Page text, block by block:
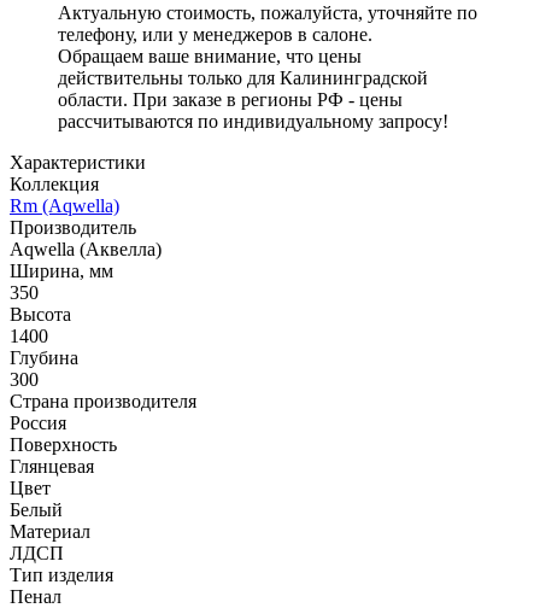
Актуальную стоимость, пожалуйста, уточняйте по
телефону, или у менеджеров в салоне.
Обращаем ваше внимание, что цены
действительны только для Калининградской
области. При заказе в регионы РФ - цены
рассчитываются по индивидуальному запросу!
Характеристики
Коллекция
Rm (Aqwella)
Производитель
Aqwella (Аквелла)
Ширина, мм
350
Высота
1400
Глубина
300
Страна производителя
Россия
Поверхность
Глянцевая
Цвет
Белый
Материал
ЛДСП
Тип изделия
Пенал